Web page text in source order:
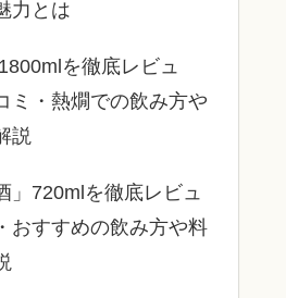
力とは
を徹底レビュ
ミ・熱燗での飲み方や
説
」720mlを徹底レビュ
おすすめの飲み方や料